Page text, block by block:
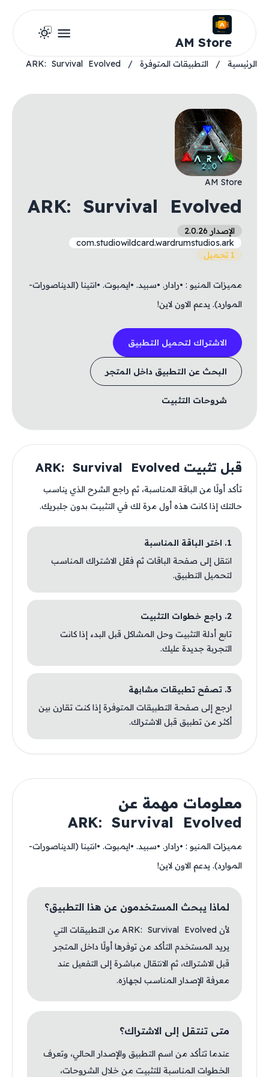
AM Store
الرئيسية / التطبيقات المتوفرة /
ARK: Survival Evolved
AM Store
ARK: Survival Evolved
الإصدار 2.0.26
com.studiowildcard.wardrumstudios.ark
1 تحميل
مميزات المنيو : •رادار. •سبيد. •ايمبوت. •انتينا (الديناصورات-
الموارد). يدعم الاون لاين!
الاشتراك لتحميل التطبيق
البحث عن التطبيق داخل المتجر
شروحات التثبيت
قبل تثبيت ARK: Survival Evolved
تأكد أولًا من الباقة المناسبة، ثم راجع الشرح الذي يناسب
حالتك إذا كانت هذه أول مرة لك في التثبيت بدون جلبريك.
1. اختر الباقة المناسبة
انتقل إلى صفحة الباقات ثم فعّل الاشتراك المناسب
لتحميل التطبيق.
2. راجع خطوات التثبيت
تابع أدلة التثبيت وحل المشاكل قبل البدء إذا كانت
التجربة جديدة عليك.
3. تصفح تطبيقات مشابهة
ارجع إلى صفحة التطبيقات المتوفرة إذا كنت تقارن بين
أكثر من تطبيق قبل الاشتراك.
معلومات مهمة عن
ARK: Survival Evolved
مميزات المنيو : •رادار. •سبيد. •ايمبوت. •انتينا (الديناصورات-
الموارد). يدعم الاون لاين!
لماذا يبحث المستخدمون عن هذا التطبيق؟
لأن ARK: Survival Evolved من التطبيقات التي
يريد المستخدم التأكد من توفرها أولًا داخل المتجر
قبل الاشتراك، ثم الانتقال مباشرة إلى التفعيل عند
معرفة الإصدار المناسب لجهازه.
متى تنتقل إلى الاشتراك؟
عندما تتأكد من اسم التطبيق والإصدار الحالي، وتعرف
الخطوات المناسبة للتثبيت من خلال الشروحات،